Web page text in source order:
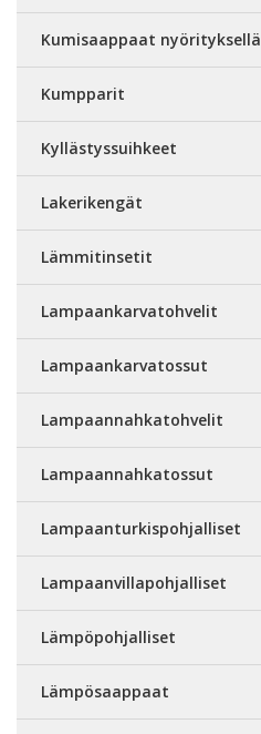
Kumisaappaat nyörityksellä
Kumpparit
Kyllästyssuihkeet
Lakerikengät
Lämmitinsetit
Lampaankarvatohvelit
Lampaankarvatossut
Lampaannahkatohvelit
Lampaannahkatossut
Lampaanturkispohjalliset
Lampaanvillapohjalliset
Lämpöpohjalliset
Lämpösaappaat